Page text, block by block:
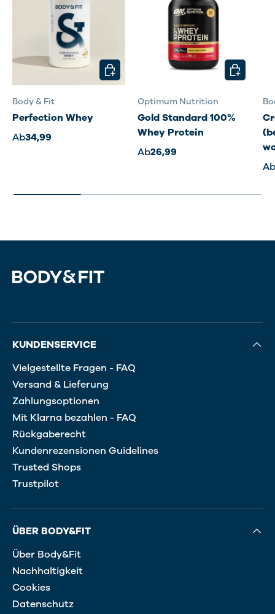
Body & Fit
Perfection Whey
Ab34,99
OPTIONEN AUSWÄHLEN
Optimum Nutrition
Gold Standard 100%
Whey Protein
Ab26,99
Ab
KUNDENSERVICE
Vielgestellte Fragen - FAQ
Versand & Lieferung
Zahlungsoptionen
Mit Klarna bezahlen - FAQ
Rückgaberecht
Kundenrezensionen Guidelines
Trusted Shops
Trustpilot
ÜBER BODY&FIT
Über Body&Fit
Nachhaltigkeit
Cookies
Datenschutz